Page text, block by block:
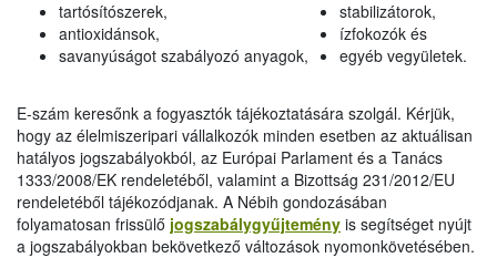
tartósítószerek,
antioxidánsok,
savanyúságot szabályozó anyagok,
stabilizátorok,
ízfokozók és
egyéb vegyületek.
E-szám keresőnk a fogyasztók tájékoztatására szolgál. Kérjük,
hogy az élelmiszeripari vállalkozók minden esetben az aktuálisan
hatályos jogszabályokból, az Európai Parlament és a Tanács
1333/2008/EK rendeletéből, valamint a Bizottság 231/2012/EU
rendeletéből tájékozódjanak. A Nébih gondozásában
folyamatosan frissülő jogszabálygyűjtemény is segítséget nyújt
a jogszabályokban bekövetkező változások nyomonkövetésében.